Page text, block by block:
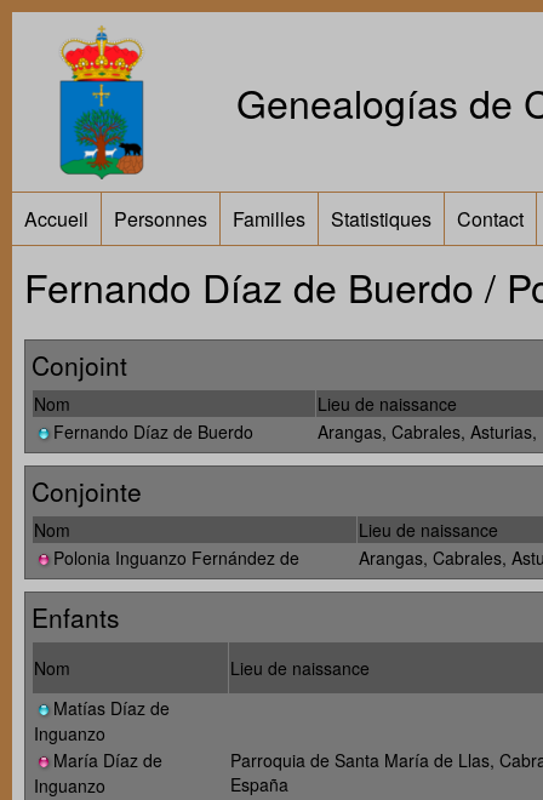
Genealogías de
Accueil Personnes Familles Statistiques Contact
Fernando Díaz de Buerdo /
Conjoint
Nom
Lieu de naissance
Fernando Díaz de Buerdo
Arangas, Cabrales, Asturias,
Conjointe
Nom
Lieu de naissance
Polonia Inguanzo Fernández de
Arangas, Cabrales,
Enfants
Nom
Lieu de naissance
Matías Díaz de
Inguanzo
María Díaz de
Inguanzo
Parroquia de Santa María de Llas,
España